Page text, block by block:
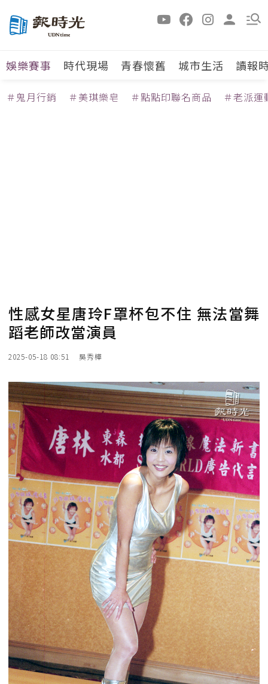
娛樂賽事 時代現場 青春懷舊 城市生活 讀報
＃鬼月行銷 ＃美琪樂皂 ＃點點印聯名商品 ＃老派運
性感女星唐玲F罩杯包不住 無法當舞
蹈老師改當演員
2025-05-18 08:51 吳秀樺